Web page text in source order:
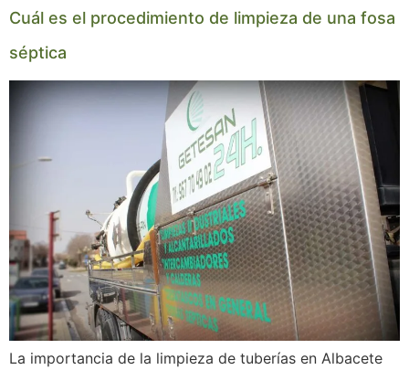
Cuál es el procedimiento de limpieza de una fosa
séptica
La importancia de la limpieza de tuberías en Albacete